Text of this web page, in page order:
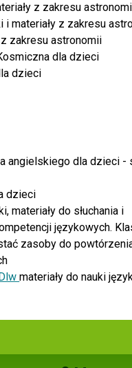
z zakresu
i materiały z zakresu
zakresu astronomii
dla dzieci
dzieci
angielskiego dla dzieci -
dzieci
materiały do słuchania i
językowych.
zasoby do
materiały do nauki